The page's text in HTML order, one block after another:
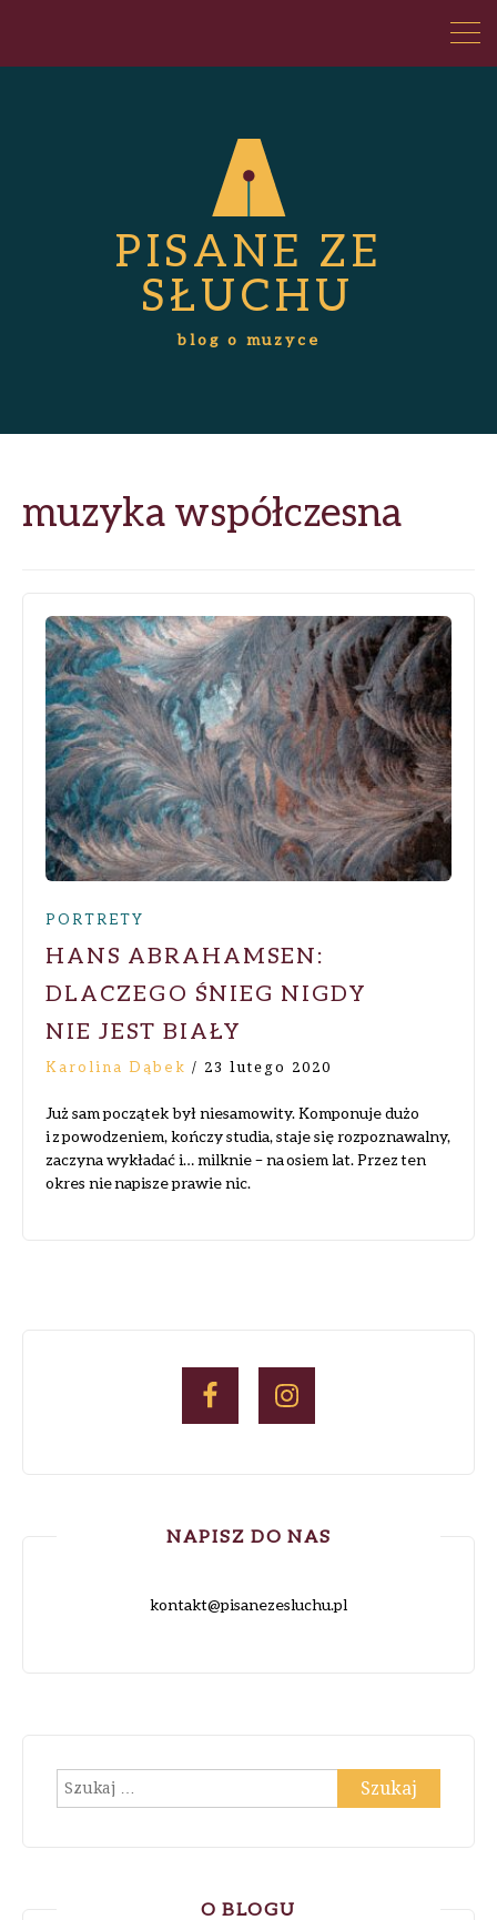
PISANE ZE
SŁUCHU
blog o muzyce
muzyka współczesna
PORTRETY
HANS ABRAHAMSEN:
DLACZEGO ŚNIEG NIGDY
NIE JEST BIAŁY
Karolina Dąbek / 23 lutego 2020
Już sam początek był niesamowity. Komponuje dużo
i z powodzeniem, kończy studia, staje się rozpoznawalny,
zaczyna wykładać i… milknie – na osiem lat. Przez ten
okres nie napisze prawie nic.
NAPISZ DO NAS
kontakt@pisanezesluchu.pl
Szukaj:
O BLOGU